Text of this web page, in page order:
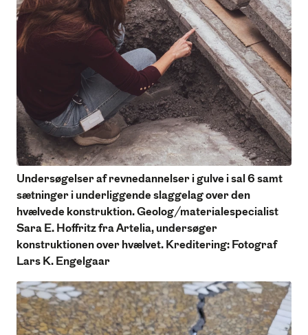
Undersøgelser af revnedannelser i gulve i sal 6 samt
sætninger i underliggende slaggelag over den
hvælvede konstruktion. Geolog/materialespecialist
Sara E. Hoffritz fra Artelia, undersøger
konstruktionen over hvælvet. Kreditering: Fotograf
Lars K. Engelgaar